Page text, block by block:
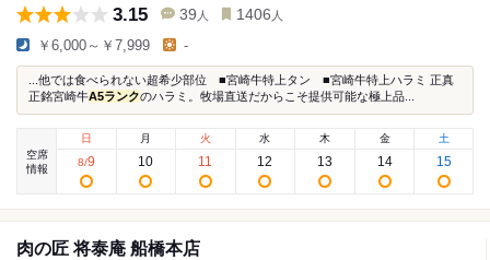
3.15 39 人 1406 人
￥6,000～￥7,999 -
...他では食べられない超希少部位 ■宮崎牛特上タン ■宮崎牛特上ハラミ 正真
正銘宮崎牛A5ランクのハラミ。牧場直送だからこそ提供可能な極上品...
空席
情報
日
8/9
月
10
火
11
水
12
木
13
金
14
土
15
肉の匠 将泰庵 船橋本店